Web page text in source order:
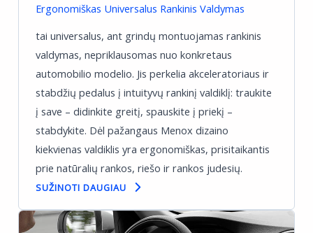
Ergonomiškas Universalus Rankinis Valdymas
tai universalus, ant grindų montuojamas rankinis
valdymas, nepriklausomas nuo konkretaus
automobilio modelio. Jis perkelia akceleratoriaus ir
stabdžių pedalus į intuityvų rankinį valdiklį: traukite
į save – didinkite greitį, spauskite į priekį –
stabdykite. Dėl pažangaus Menox dizaino
kiekvienas valdiklis yra ergonomiškas, prisitaikantis
prie natūralių rankos, riešo ir rankos judesių.
SUŽINOTI DAUGIAU